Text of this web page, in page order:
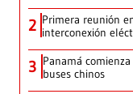
2 Primera reunión
interconexión
3 Panamá
buses chinos